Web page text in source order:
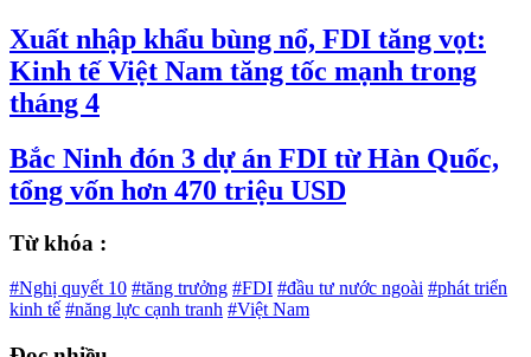
Xuất nhập khẩu bùng nổ, FDI tăng vọt:
Kinh tế Việt Nam tăng tốc mạnh trong
tháng 4
Bắc Ninh đón 3 dự án FDI từ Hàn Quốc,
tổng vốn hơn 470 triệu USD
Từ khóa :
#Nghị quyết 10 #tăng trưởng #FDI #đầu tư nước ngoài #phát triển
kinh tế #năng lực cạnh tranh #Việt Nam